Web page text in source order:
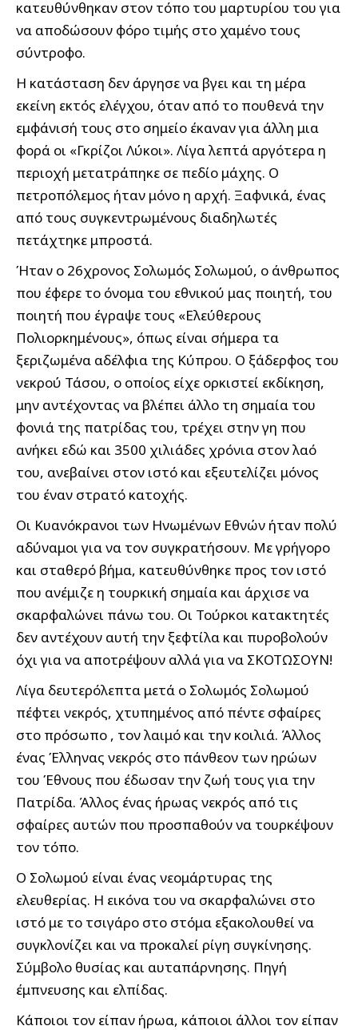
κατευθύνθηκαν στον τόπο του μαρτυρίου του για
να αποδώσουν φόρο τιμής στο χαμένο τους
σύντροφο.
Η κατάσταση δεν άργησε να βγει και τη μέρα
εκείνη εκτός ελέγχου, όταν από το πουθενά την
εμφάνισή τους στο σημείο έκαναν για άλλη μια
φορά οι «Γκρίζοι Λύκοι». Λίγα λεπτά αργότερα η
περιοχή μετατράπηκε σε πεδίο μάχης. Ο
πετροπόλεμος ήταν μόνο η αρχή. Ξαφνικά, ένας
από τους συγκεντρωμένους διαδηλωτές
πετάχτηκε μπροστά.
Ήταν ο 26χρονος Σολωμός Σολωμού, ο άνθρωπος
που έφερε το όνομα του εθνικού μας ποιητή, του
ποιητή που έγραψε τους «Ελεύθερους
Πολιορκημένους», όπως είναι σήμερα τα
ξεριζωμένα αδέλφια της Κύπρου. Ο ξάδερφος του
νεκρού Τάσου, ο οποίος είχε ορκιστεί εκδίκηση,
μην αντέχοντας να βλέπει άλλο τη σημαία του
φονιά της πατρίδας του, τρέχει στην γη που
ανήκει εδώ και 3500 χιλιάδες χρόνια στον λαό
του, ανεβαίνει στον ιστό και εξευτελίζει μόνος
του έναν στρατό κατοχής.
Οι Κυανόκρανοι των Ηνωμένων Εθνών ήταν πολύ
αδύναμοι για να τον συγκρατήσουν. Με γρήγορο
και σταθερό βήμα, κατευθύνθηκε προς τον ιστό
που ανέμιζε η τουρκική σημαία και άρχισε να
σκαρφαλώνει πάνω του. Οι Τούρκοι κατακτητές
δεν αντέχουν αυτή την ξεφτίλα και πυροβολούν
όχι για να αποτρέψουν αλλά για να ΣΚΟΤΩΣΟΥΝ!
Λίγα δευτερόλεπτα μετά ο Σολωμός Σολωμού
πέφτει νεκρός, χτυπημένος από πέντε σφαίρες
στο πρόσωπο , τον λαιμό και την κοιλιά. Άλλος
ένας Έλληνας νεκρός στο πάνθεον των ηρώων
του Έθνους που έδωσαν την ζωή τους για την
Πατρίδα. Άλλος ένας ήρωας νεκρός από τις
σφαίρες αυτών που προσπαθούν να τουρκέψουν
τον τόπο.
Ο Σολωμού είναι ένας νεομάρτυρας της
ελευθερίας. Η εικόνα του να σκαρφαλώνει στο
ιστό με το τσιγάρο στο στόμα εξακολουθεί να
συγκλονίζει και να προκαλεί ρίγη συγκίνησης.
Σύμβολο θυσίας και αυταπάρνησης. Πηγή
έμπνευσης και ελπίδας.
Κάποιοι τον είπαν ήρωα, κάποιοι άλλοι τον είπαν